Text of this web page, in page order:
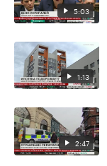
5:03
1:13
2:47